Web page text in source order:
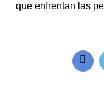
que enfrentan las